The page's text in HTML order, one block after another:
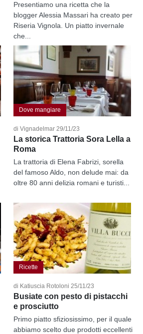
Presentiamo una ricetta che la
blogger Alessia Massari ha creato per
Riseria Vignola. Un piatto invernale
che...
Dove mangiare
di Vignadelmar 29/11/23
La storica Trattoria Sora Lella a
Roma
La trattoria di Elena Fabrizi, sorella
del famoso Aldo, non delude mai: da
oltre 80 anni delizia romani e turisti...
Ricette
di Katiuscia Rotoloni 25/11/23
Busiate con pesto di pistacchi
e prosciutto
Primo piatto sfiziosissimo, per il quale
abbiamo scelto due prodotti eccellenti